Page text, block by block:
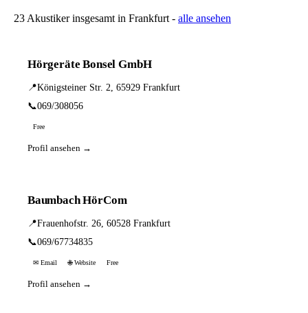
23 Akustiker insgesamt in Frankfurt - alle ansehen
Hörgeräte Bonsel GmbH
📍Königsteiner Str. 2, 65929 Frankfurt
📞069/308056
Free
Profil ansehen →
Baumbach HörCom
📍Frauenhofstr. 26, 60528 Frankfurt
📞069/67734835
✉ Email 🌐 Website Free
Profil ansehen →